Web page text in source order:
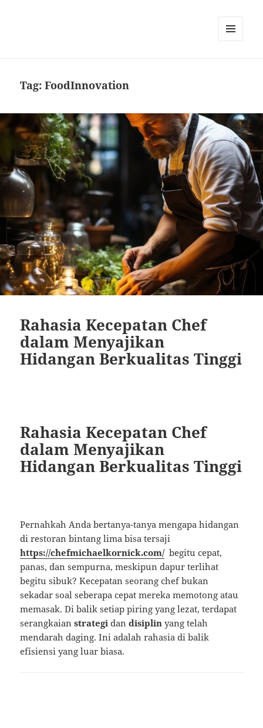
Tag:FoodInnovation
Rahasia Kecepatan Chef
dalam Menyajikan
Hidangan Berkualitas Tinggi
Rahasia Kecepatan Chef
dalam Menyajikan
Hidangan Berkualitas Tinggi
Pernahkah Anda bertanya-tanya mengapa hidangan
di restoran bintang lima bisa tersaji
https://chefmichaelkornick.com/begitu cepat,
panas, dan sempurna, meskipun dapur terlihat
begitu sibuk? Kecepatan seorang chef bukan
sekadar soal seberapa cepat mereka memotong atau
memasak. Di balik setiap piring yang lezat, terdapat
serangkaianstrategi dandisiplin yang telah
mendarah daging. Ini adalah rahasia di balik
efisiensi yang luar biasa.